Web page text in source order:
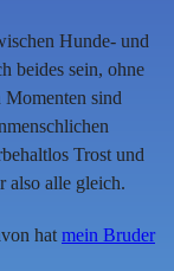
Hunde- und
beides sein, ohne
Momenten sind
Trost und
also alle gleich.
hat mein Bruder